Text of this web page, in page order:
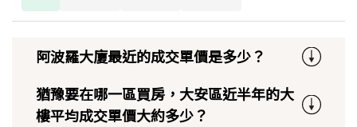
阿波羅大廈最近的成交單價是多少？
猶豫要在哪一區買房，大安區近半年的大
樓平均成交單價大約多少？